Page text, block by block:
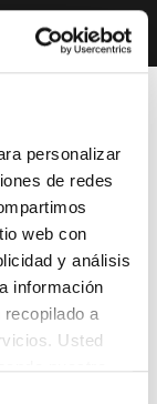
personalizar
de redes
web con
y análisis
información
a
Usted